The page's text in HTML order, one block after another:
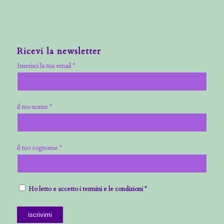
Ricevi la newsletter
Inserisci la tua email *
il tuo nome *
il tuo cognome *
Ho letto e accetto i termini e le condizioni *